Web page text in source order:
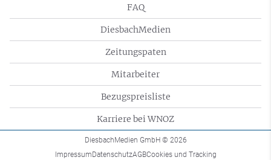
FAQ
DiesbachMedien
Zeitungspaten
Mitarbeiter
Bezugspreisliste
Karriere bei WNOZ
DiesbachMedien GmbH © 2026
ImpressumDatenschutzAGBCookies und Tracking